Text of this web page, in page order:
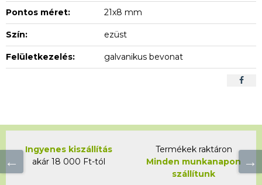
Pontos méret: 21x8 mm
Szín: ezüst
Felületkezelés: galvanikus bevonat
Ingyenes kiszállítás
akár 18 000 Ft-tól
Termékek raktáron
Minden munkanapon
szállítunk